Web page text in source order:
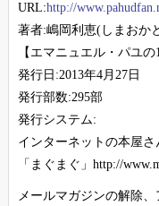
URL:http://
著者:嶋岡利恵(しまおか
【エマニュエル・パユの
発行日:2013年4月27日
発行部数:295部
発行システム:
インターネットの本屋さ
「まぐまぐ」http://
メールマガジンの解除、